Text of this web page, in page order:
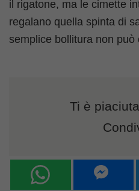
il rigatone, ma le cimette
regalano quella spinta di
semplice bollitura non può
Ti è